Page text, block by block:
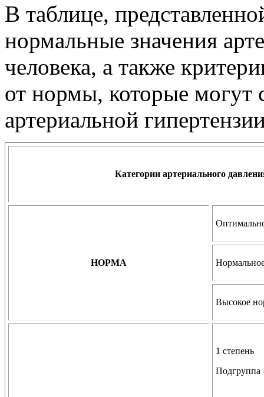
В таблице,
нормальные значения
человека, а также
от нормы, которые могут
артериальной
Категории артериального
НОРМА
Высокое
1 степень
Подгруппа